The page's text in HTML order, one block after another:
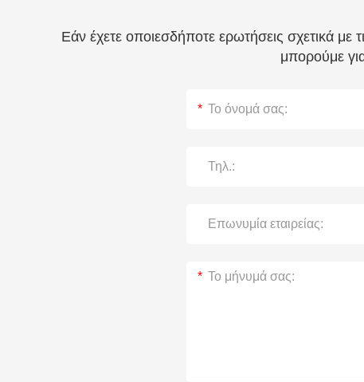
Εάν έχετε οποιεσδήποτε ερωτήσεις σχετικά
μπορούμε